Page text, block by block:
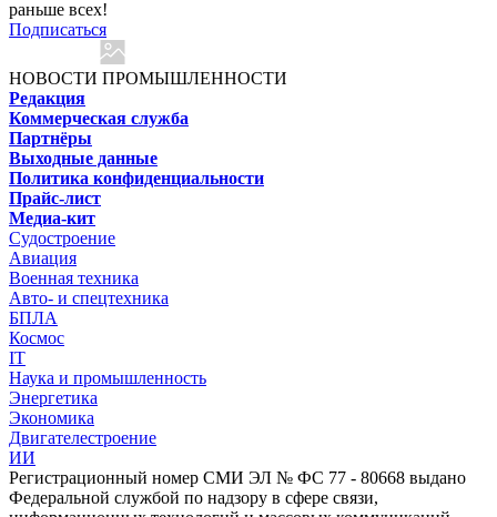
раньше всех!
Подписаться
НОВОСТИ ПРОМЫШЛЕННОСТИ
Редакция
Коммерческая служба
Партнёры
Выходные данные
Политика конфиденциальности
Прайс-лист
Медиа-кит
Судостроение
Авиация
Военная техника
Авто- и спецтехника
БПЛА
Космос
IT
Наука и промышленность
Энергетика
Экономика
Двигателестроение
ИИ
Регистрационный номер СМИ ЭЛ № ФС 77 - 80668 выдано
Федеральной службой по надзору в сфере связи,